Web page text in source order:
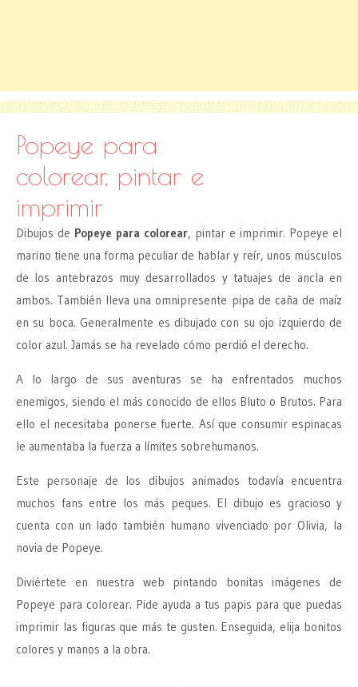
Popeye para
colorear, pintar e
imprimir
Dibujos de Popeye para colorear, pintar e imprimir. Popeye el
marino tiene una forma peculiar de hablar y reír, unos músculos
de los antebrazos muy desarrollados y tatuajes de ancla en
ambos. También lleva una omnipresente pipa de caña de maíz
en su boca. Generalmente es dibujado con su ojo izquierdo de
color azul. Jamás se ha revelado cómo perdió el derecho.
A lo largo de sus aventuras se ha enfrentados muchos
enemigos, siendo el más conocido de ellos Bluto o Brutos. Para
ello el necesitaba ponerse fuerte. Así que consumir espinacas
le aumentaba la fuerza a límites sobrehumanos.
Este personaje de los dibujos animados todavía encuentra
muchos fans entre los más peques. El dibujo es gracioso y
cuenta con un lado también humano vivenciado por Olivia, la
novia de Popeye.
Diviértete en nuestra web pintando bonitas imágenes de
Popeye para colorear. Pide ayuda a tus papis para que puedas
imprimir las figuras que más te gusten. Enseguida, elija bonitos
colores y manos a la obra.